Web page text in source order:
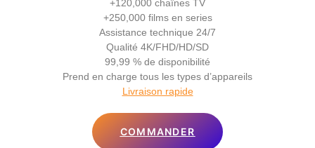
+120,000 chaînes TV
+250,000 films en series
Assistance technique 24/7
Qualité 4K/FHD/HD/SD
99,99 % de disponibilité
Prend en charge tous les types d’appareils
Livraison rapide
COMMANDER